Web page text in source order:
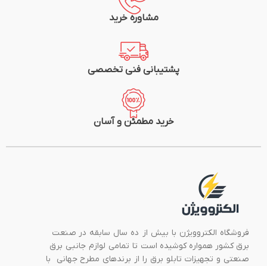
مشاوره خرید
پشتیبانی فنی تخصصی
خرید مطمئن و آسان
فروشگاه الکتروویژن با بیش از ده سال سابقه در صنعت
برق کشور همواره کوشیده است تا تمامی لوازم جانبی برق
صنعتی و تجهیزات تابلو برق را از برندهای مطرح جهانی با